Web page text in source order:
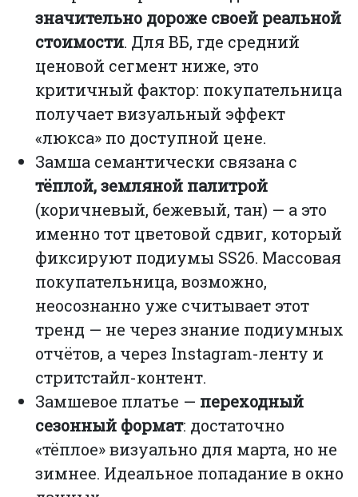
значительно дороже своей реальной
стоимости. Для ВБ, где средний
ценовой сегмент ниже, это
критичный фактор: покупательница
получает визуальный эффект
«люкса» по доступной цене.
Замша семантически связана с
тёплой, земляной палитрой
(коричневый, бежевый, тан) — а это
именно тот цветовой сдвиг, который
фиксируют подиумы SS26. Массовая
покупательница, возможно,
неосознанно уже считывает этот
тренд — не через знание подиумных
отчётов, а через Instagram-ленту и
стритстайл-контент.
Замшевое платье — переходный
сезонный формат: достаточно
«тёплое» визуально для марта, но не
зимнее. Идеальное попадание в окно